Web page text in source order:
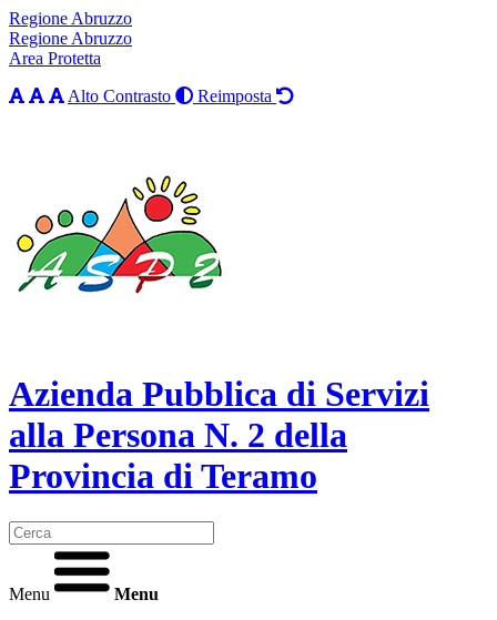
Regione Abruzzo
Regione Abruzzo
Area Protetta
Alto Contrasto
Reimposta
Azienda Pubblica di Servizi
alla Persona N. 2 della
Provincia di Teramo
Menu Menu